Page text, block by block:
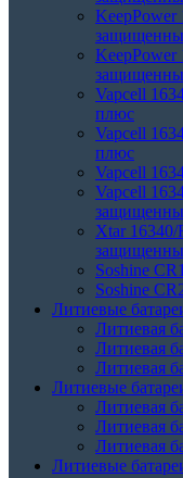
KeepPower
Vapcell
плюс
Vapcell
плюс
Vapcell
Vapcell
Xtar
Soshine
Soshine
Литиевые
Литиевая
Литиевая
Литиевая
Литиевые
Литиевая
Литиевая
Литиевая
Литиевые